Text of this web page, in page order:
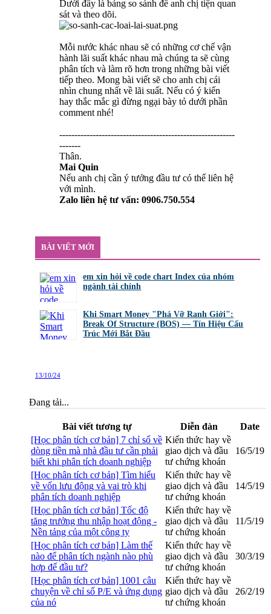
Dưới đây là bảng so sánh để anh chị tiện quan
sát và theo dõi.
Mỗi nước khác nhau sẽ có những cơ chế vận
hành lãi suất khác nhau mà chúng ta sẽ cùng
phân tích và làm rõ hơn trong những bài viết
tiếp theo. Mong bài viết sẽ cho anh chị cái
nhìn chung nhất về lãi suất. Nếu có ý kiến
hay thắc mắc gì đừng ngại bày tỏ dưới phần
comment nhé!
----------------------------------------------------------
-------
Thân.
Mai Quin
Nếu anh chị cần ý tưởng đầu tư có thể liên hệ
với mình.
Zalo liên hệ tư vấn: 0906.750.554
BÀI VIẾT MỚI
em xin hỏi về code chart Index của nhóm
ngành tài chính
bởiGiaBao09052000 ,8/7/26 lúc 10:21
Khi Smart Money "Phá Vỡ Ranh Giới":
Break Of Structure (BOS) — Tín Hiệu Cấu
Trúc Mới Bắt Đầu
13/10/24
Đang tải...
Bài viết tương tự Diễn đàn
Date
[Học phân tích cơ bản] 7 chỉ số về
dòng tiền mà nhà đầu tư cần phải
biết khi phân tích doanh nghiệp
Kiến thức hay về
giao dịch và đầu
tư chứng khoán
16/5/19
[Học phân tích cơ bản] Tìm hiểu
về vốn lưu động và vai trò khi
phân tích doanh nghiệp
Kiến thức hay về
giao dịch và đầu
tư chứng khoán
14/5/19
[Học phân tích cơ bản] Tốc độ
tăng trưởng thu nhập hoạt động -
Nền tảng của một công ty
Kiến thức hay về
giao dịch và đầu
tư chứng khoán
11/5/19
[Học phân tích cơ bản] Làm thế
nào để phân tích ngành nào phù
hợp để đầu tư?
Kiến thức hay về
giao dịch và đầu
tư chứng khoán
30/3/19
[Học phân tích cơ bản] 1001 câu
chuyện về chỉ số P/E và ứng dụng
của nó
Kiến thức hay về
giao dịch và đầu
tư chứng khoán
26/2/19